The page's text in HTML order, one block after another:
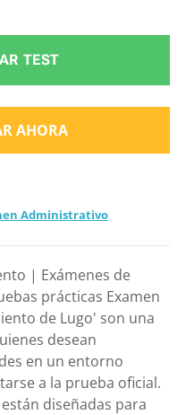
de
TEST
AHORA
Administrativo
| Exámenes de
prácticas Examen
de Lugo' son una
desean
en un entorno
a la prueba oficial.
diseñadas para